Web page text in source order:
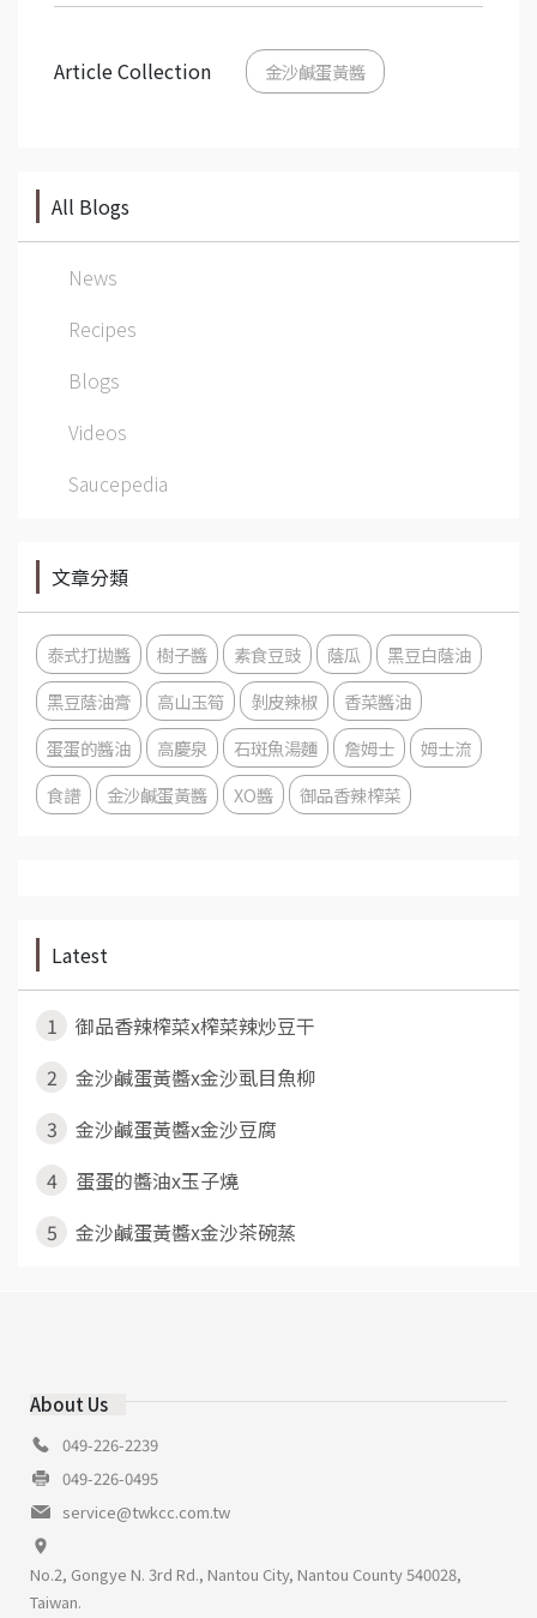
Article Collection 金沙鹹蛋黃醬
All Blogs
News
Recipes
Blogs
Videos
Saucepedia
文章分類
泰式打拋醬 樹子醬 素食豆豉 蔭瓜
黑豆白蔭油
黑豆蔭油膏
高山玉筍 剝皮辣椒
香菜醬油
蛋蛋的醬油
高慶泉 石斑魚湯麵 詹姆士
姆士流
食譜
金沙鹹蛋黃醬 XO醬 御品香辣榨菜
Latest
1
御品香辣榨菜x榨菜辣炒豆干
2
金沙鹹蛋黃醬x金沙虱目魚柳
3
金沙鹹蛋黃醬x金沙豆腐
4
蛋蛋的醬油x玉子燒
5
金沙鹹蛋黃醬x金沙茶碗蒸
About Us
049-226-2239
049-226-0495
service@twkcc.com.tw
No.2, Gongye N. 3rd Rd., Nantou City, Nantou County 540028,
Taiwan.